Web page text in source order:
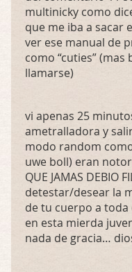
multinicky como
que me iba a sacar
ver ese manual de
como “cuties” (mas
llamarse)
vi apenas 25
ametralladora y
modo random
uwe boll) eran
QUE JAMAS DEBIO
detestar/desear la
de tu cuerpo a
en esta mierda
nada de gracia…